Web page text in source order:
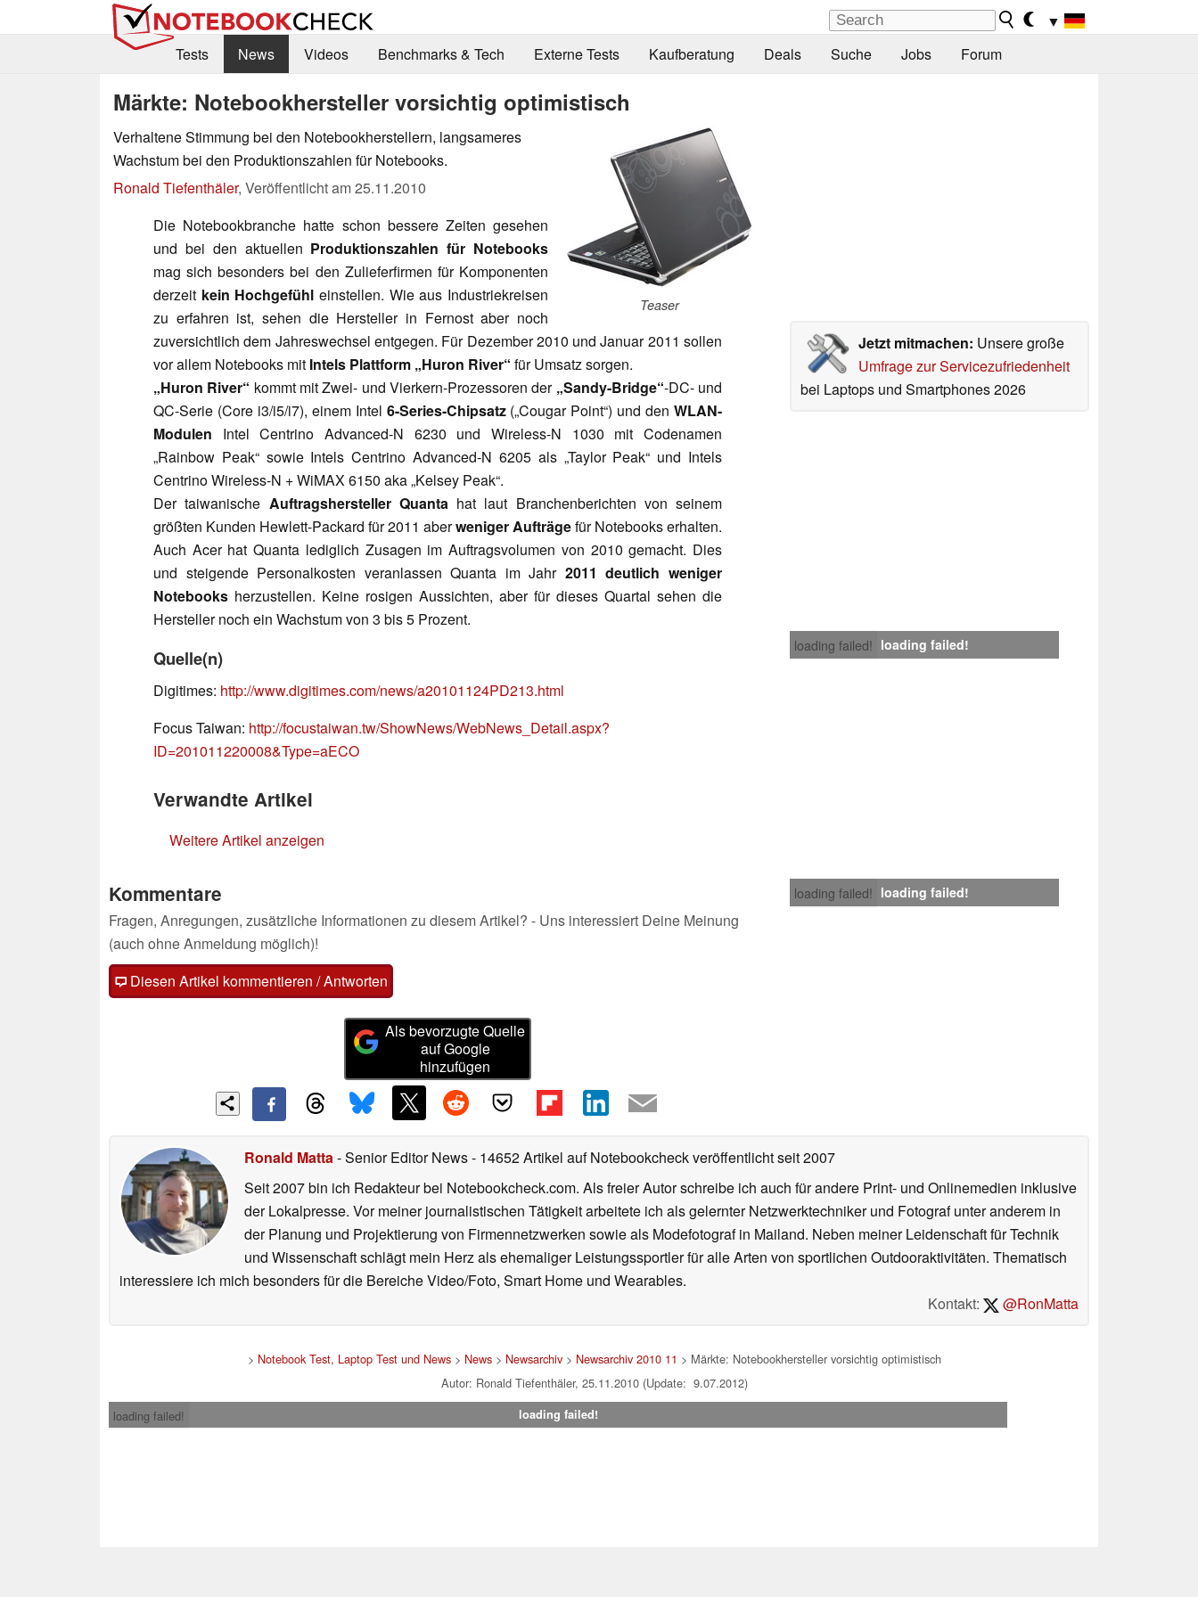
▼
Tests
News Videos Benchmarks & Tech Externe Tests Kaufberatung Deals Suche Jobs Forum
Märkte: Notebookhersteller vorsichtig optimistisch
Teaser
Verhaltene Stimmung bei den Notebookherstellern, langsameres
Wachstum bei den Produktionszahlen für Notebooks.
Ronald Tiefenthäler, Veröffentlicht am25.11.2010
Jetzt mitmachen: Unsere große
Umfrage zur Servicezufriedenheit
bei Laptops und Smartphones 2026
Die Notebookbranche hatte schon bessere Zeiten gesehen
und bei den aktuellen Produktionszahlen für Notebooks
mag sich besonders bei den Zulieferfirmen für Komponenten
derzeit kein Hochgefühl einstellen. Wie aus Industriekreisen
zu erfahren ist, sehen die Hersteller in Fernost aber noch
zuversichtlich dem Jahreswechsel entgegen. Für Dezember 2010 und Januar 2011 sollen
vor allem Notebooks mit Intels Plattform „Huron River“ für Umsatz sorgen.
„Huron River“ kommt mit Zwei- und Vierkern-Prozessoren der „Sandy-Bridge“-DC- und
QC-Serie (Core i3/i5/i7), einem Intel 6-Series-Chipsatz („Cougar Point“) und denWLAN-
Modulen Intel Centrino Advanced-N 6230 und Wireless-N 1030 mit Codenamen
„Rainbow Peak“ sowie Intels Centrino Advanced-N 6205 als „Taylor Peak“ und Intels
Centrino Wireless-N + WiMAX 6150 aka „Kelsey Peak“.
Der taiwanische Auftragshersteller Quantahat laut Branchenberichten von seinem
größten Kunden Hewlett-Packard für 2011 aberweniger Aufträgefür Notebooks erhalten.
Auch Acer hat Quanta lediglich Zusagen im Auftragsvolumen von 2010 gemacht. Dies
und steigende Personalkosten veranlassen Quanta im Jahr 2011 deutlich weniger
Notebooks herzustellen. Keine rosigen Aussichten, aber für dieses Quartal sehen die
Hersteller noch ein Wachstum von 3 bis 5 Prozent.
loading failed! loading failed!
Quelle(n)
Digitimes: http://www.digitimes.com/news/a20101124PD213.html
Focus Taiwan: http://focustaiwan.tw/ShowNews/WebNews_Detail.aspx?
ID=201011220008&Type=aECO
Verwandte Artikel
Weitere Artikel anzeigen
loading failed! loading failed!
Kommentare
Fragen, Anregungen, zusätzliche Informationen zu diesem Artikel? - Uns interessiert Deine Meinung
(auch ohne Anmeldung möglich)!
Diesen Artikel kommentieren / Antworten
Als bevorzugte Quelle
auf Google
hinzufügen
Ronald Matta- Senior Editor News- 14652 Artikel auf Notebookcheck veröffentlichtseit 2007
Seit 2007 bin ich Redakteur bei Notebookcheck.com. Als freier Autor schreibe ich auch für andere Print- und Onlinemedien inklusive
der Lokalpresse. Vor meiner journalistischen Tätigkeit arbeitete ich als gelernter Netzwerktechniker und Fotograf unter anderem in
der Planung und Projektierung von Firmennetzwerken sowie als Modefotograf in Mailand. Neben meiner Leidenschaft für Technik
und Wissenschaft schlägt mein Herz als ehemaliger Leistungssportler für alle Arten von sportlichen Outdooraktivitäten. Thematisch
interessiere ich mich besonders für die Bereiche Video/Foto, Smart Home und Wearables.
Kontakt:
@RonMatta
> Notebook Test, Laptop Test und News > News > Newsarchiv > Newsarchiv 2010 11 > Märkte: Notebookhersteller vorsichtig optimistisch
Autor: Ronald Tiefenthäler, 25.11.2010 (Update: 9.07.2012)
loading failed!
loading failed!